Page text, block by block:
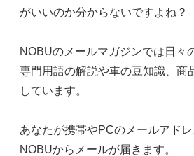
がいいのか分からないですよね？
NOBUのメールマガジンでは日々
専門用語の解説や車の豆知識、商
しています。
あなたが携帯やPCのメールアド
NOBUからメールが届きます。